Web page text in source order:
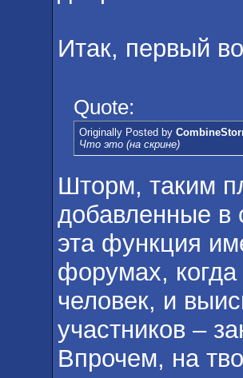
Итак, первый
Quote:
Originally Posted by
Что это (на скрине)
Шторм, таким
добавленные в
эта функция
форумах, когда
человек, и
участников –
Впрочем, на